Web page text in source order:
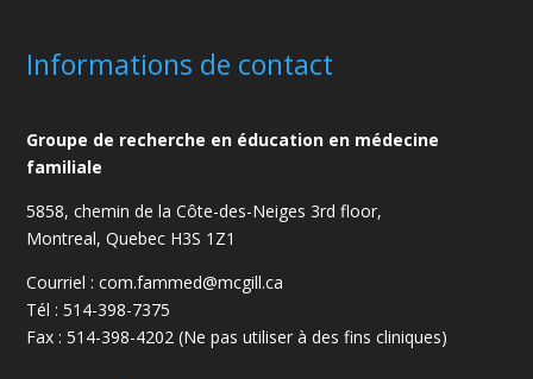
Informations de contact
Groupe de recherche en éducation en médecine
familiale
5858, chemin de la Côte-des-Neiges3rd floor,
Montreal, Quebec H3S 1Z1
Courriel : com.fammed@mcgill.ca
Tél : 514-398-7375
Fax : 514-398-4202 (Ne pas utiliser à des fins cliniques)